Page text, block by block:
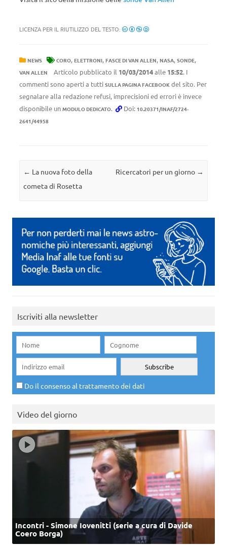
LICENZA PER IL RIUTILIZZO DEL TESTO:
NEWS CORO, ELETTRONI, FASCE DI VAN ALLEN, NASA, SONDE,
VAN ALLEN Articolo pubblicato il 10/03/2014alle 15:52. I
commenti sono aperti a tutti SULLA PAGINA FACEBOOK del sito. Per
segnalare alla redazione refusi, imprecisioni ed errori è invece
disponibile un MODULO DEDICATO. Doi: 10.20371/INAF/2724-
2641/44958
Navigazione articolo
← La nuova foto della
cometa di Rosetta
Ricercatori per un giorno →
Iscriviti alla newsletter
Do il consenso al trattamento dei dati
Video del giorno
Incontri - Simone Iovenitti (serie a cura di Davide
Coero Borga)